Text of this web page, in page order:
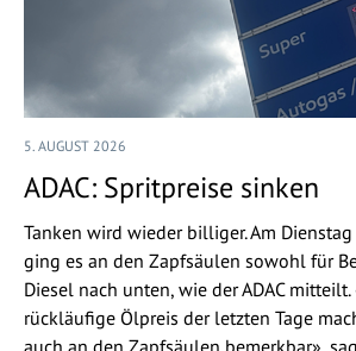
5. AUGUST 2026
ADAC: Spritpreise sinken
Tanken wird wieder billiger. Am
ging es an den Zapfsäulen sowohl für
Diesel nach unten, wie der ADAC mitteilt.
rückläufige Ölpreis der letzten Tage
auch an den Zapfsäulen bemerkbar»,